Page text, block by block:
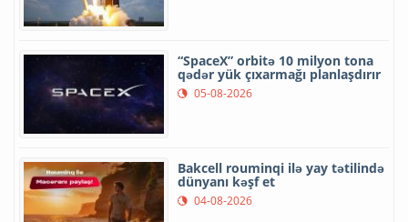
“SpaceX” orbitə 10 milyon tona
qədər yük çıxarmağı planlaşdırır
05-08-2026
Bakcell rouminqi ilə yay tətilində
dünyanı kəşf et
04-08-2026